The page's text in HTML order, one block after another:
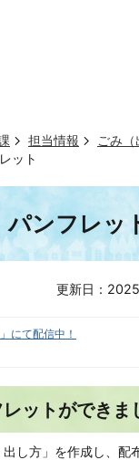
担当情報
ごみ（
ット
ンフレッ
更新日：
にて配信中！
ットができま
し方」を作成し、配